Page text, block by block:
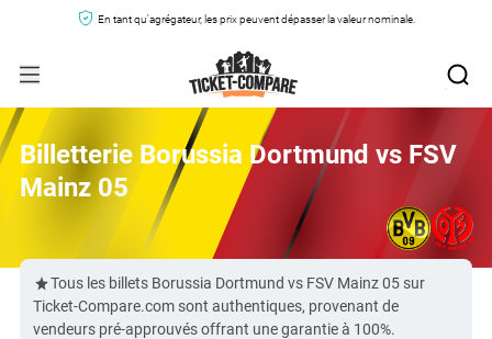
En tant qu'agrégateur, les prix peuvent dépasser la valeur nominale.
Billetterie Borussia Dortmund vs FSV
Mainz 05
Tous les billets Borussia Dortmund vs FSV Mainz 05 sur
Ticket-Compare.com sont authentiques, provenant de
vendeurs pré-approuvés offrant une garantie à 100%.